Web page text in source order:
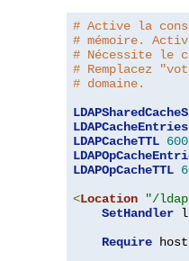
# Active la
# mémoire.
# Nécessite le
# Remplacez
# domaine.
LDAPCacheEntries
LDAPCacheTTL 600
LDAPOpCacheTTL
<Location "/
SetHandler
Require